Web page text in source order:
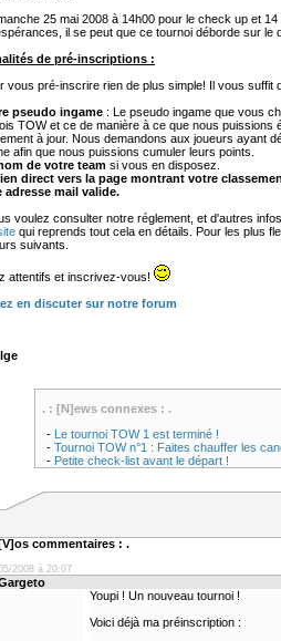
25 mai 2008 à 14h00 pour le check up et
il se peut que ce tournoi déborde sur le
de pré-inscriptions :
vous pré-inscrire rien de plus simple! Il vous suffit
pseudo ingame : Le pseudo ingame que vous
TOW et ce de manière à ce que nous puissions
à jour. Nous demandons aux joueurs ayant
afin que nous puissions cumuler leurs points.
de votre team si vous en disposez.
direct vers la page montrant votre
adresse mail valide.
voulez consulter notre réglement, et d'autres
qui reprends tout cela en détails. Pour les plus
suivants.
attentifs et inscrivez-vous!
en discuter sur notre forum
. : [N]ews connexes : .
- Le tournoi TOW 1 est terminé !
- Tournoi TOW n°1 : Faites chauffer les
- Petite check-list avant le départ !
commentaires : .
2008 à 20:07
Youpi ! Un nouveau tournoi !
Voici déjà ma préinscription :